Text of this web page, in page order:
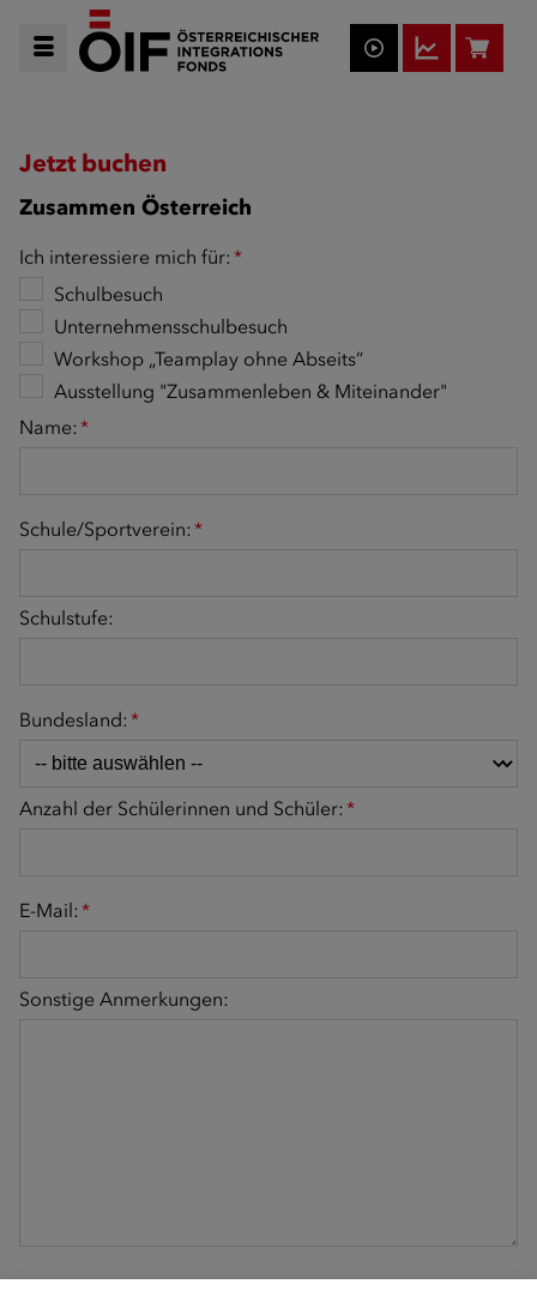
Jetzt buchen
Zusammen Österreich
Ich interessiere mich für: *
Schulbesuch
Unternehmensschulbesuch
Workshop „Teamplay ohne Abseits”
Ausstellung "Zusammenleben & Miteinander"
Name: *
Schule/Sportverein: *
Schulstufe:
Bundesland: *
Anzahl der Schülerinnen und Schüler: *
E-Mail: *
Sonstige Anmerkungen: